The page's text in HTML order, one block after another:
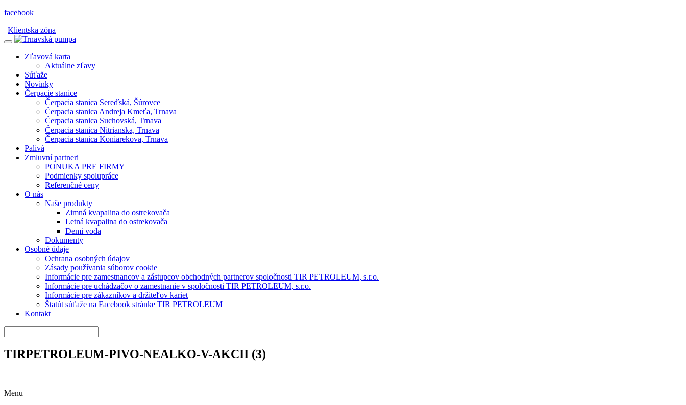
facebook
| Klientska zóna
Zľavová karta
Aktuálne zľavy
Súťaže
Novinky
Čerpacie stanice
Čerpacia stanica Sereďská, Šúrovce
Čerpacia stanica Andreja Kmeťa, Trnava
Čerpacia stanica Suchovská, Trnava
Čerpacia stanica Nitrianska, Trnava
Čerpacia stanica Koniarekova, Trnava
Palivá
Zmluvní partneri
PONUKA PRE FIRMY
Podmienky spolupráce
Referenčné ceny
O nás
Naše produkty
Zimná kvapalina do ostrekovača
Letná kvapalina do ostrekovača
Demi voda
Dokumenty
Osobné údaje
Ochrana osobných údajov
Zásady používania súborov cookie
Informácie pre zamestnancov a zástupcov obchodných partnerov spoločnosti TIR PETROLEUM, s.r.o.
Informácie pre uchádzačov o zamestnanie v spoločnosti TIR PETROLEUM, s.r.o.
Informácie pre zákazníkov a držiteľov kariet
Štatút súťaže na Facebook stránke TIR PETROLEUM
Kontakt
TIRPETROLEUM-PIVO-NEALKO-V-AKCII (3)
Menu